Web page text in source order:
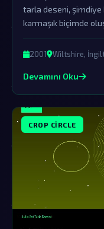
tarla deseni, şimdiye
karmaşık biçimde
aklını durdurdu.
arkasındaki
biçimde gün yüzüne
2001 Wiltshire,
Devamını Oku
CROP CIRCLE